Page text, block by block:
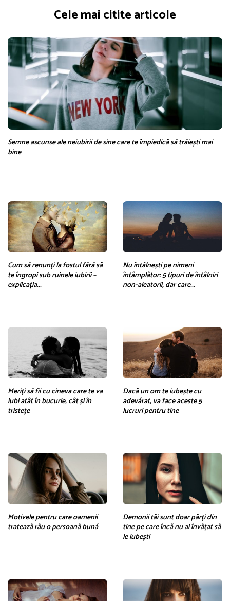
Cele mai citite articole
Semne ascunse ale neiubirii de sine care te împiedică să trăiești mai
bine
Cum să renunți la fostul fără să
te îngropi sub ruinele iubirii –
explicația...
Nu întâlnești pe nimeni
întâmplător: 5 tipuri de întâlniri
non-aleatorii, dar care...
Meriți să fii cu cineva care te va
iubi atât în ​​bucurie, cât și în
tristețe
Dacă un om te iubește cu
adevărat, va face aceste 5
lucruri pentru tine
Motivele pentru care oamenii
tratează rău o persoană bună
Demonii tăi sunt doar părți din
tine pe care încă nu ai învățat să
le iubești